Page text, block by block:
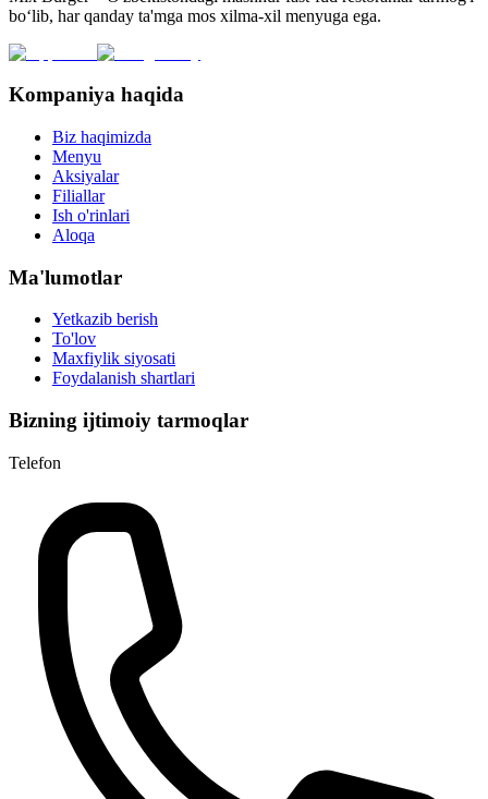
bo‘lib, har qanday ta'mga mos xilma-xil menyuga ega.
Kompaniya haqida
Biz haqimizda
Menyu
Aksiyalar
Filiallar
Ish o'rinlari
Aloqa
Ma'lumotlar
Yetkazib berish
To'lov
Maxfiylik siyosati
Foydalanish shartlari
Bizning ijtimoiy tarmoqlar
Telefon